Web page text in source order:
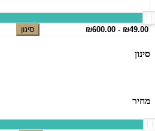
סינון
סינון
מחיר